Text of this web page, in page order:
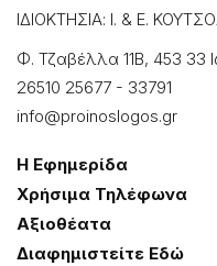
ΙΔΙΟΚΤΗΣΙΑ: Ι. & Ε.
Φ. Τζαβέλλα 11Β, 453 33
26510 25677 - 33791
info@proinoslogos.gr
Η Εφημερίδα
Χρήσɩμα Τηλέφωνα
Αξɩοθέατα
Δɩαφημɩστείτε Εδώ